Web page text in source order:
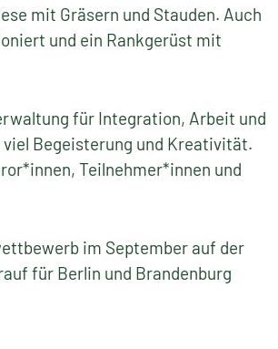
mit Gräsern und Stauden. Auch
und ein Rankgerüst mit
für Integration, Arbeit und
viel Begeisterung und Kreativität.
Teilnehmer*innen und
im September auf der
für Berlin und Brandenburg